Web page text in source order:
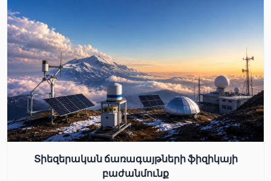
Տիեզերական ճառագայթների ֆիզիկայի
բաժանմունք